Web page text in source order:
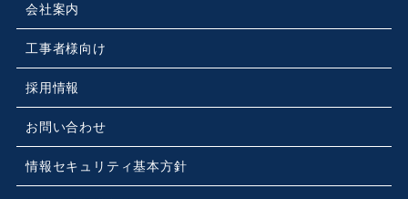
会社案内
工事者様向け
採用情報
お問い合わせ
情報セキュリティ基本方針